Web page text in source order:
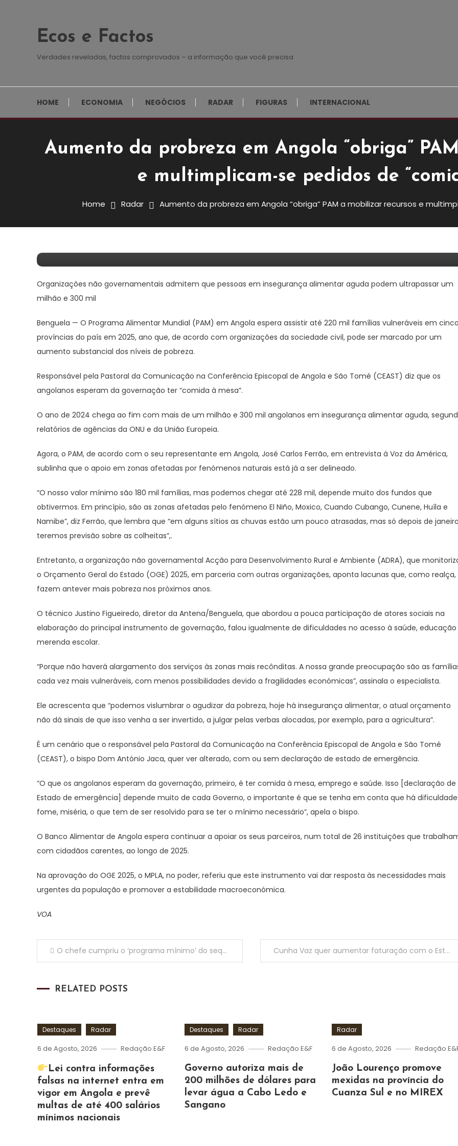
Ecos e Factos
Verdades reveladas, factos comprovados – a informação que você precisa
HOME ECONOMIA NEGÓCIOS RADAR FIGURAS INTERNACIONAL
Aumento da probreza em Angola “obriga”
e multimplicam-se pedidos de
Home Radar Aumento da probreza em Angola “obriga” PAM a mobilizar recursos e
Redação E&F
Aumento Da Probreza Em Angola “obriga” PAM A
Organizações não governamentais admitem que pessoas em insegurança alimentar aguda podem ultrapassar um
milhão e 300 mil
Benguela — O Programa Alimentar Mundial (PAM) em Angola espera assistir até 220 mil famílias vulneráveis em
províncias do país em 2025, ano que, de acordo com organizações da sociedade civil, pode ser marcado por um
aumento substancial dos níveis de pobreza.
Responsável pela Pastoral da Comunicação na Conferência Episcopal de Angola e São Tomé (CEAST) diz que os
angolanos esperam da governação ter “comida à mesa”.
O ano de 2024 chega ao fim com mais de um milhão e 300 mil angolanos em insegurança alimentar aguda,
relatórios de agências da ONU e da União Europeia.
Agora, o PAM, de acordo com o seu representante em Angola, José Carlos Ferrão, em entrevista à Voz da América,
sublinha que o apoio em zonas afetadas por fenómenos naturais está já a ser delineado.
“O nosso valor mínimo são 180 mil famílias, mas podemos chegar até 228 mil, depende muito dos fundos que
obtivermos. Em princípio, são as zonas afetadas pelo fenómeno El Niño, Moxico, Cuando Cubango, Cunene, Huíla e
Namibe”, diz Ferrão, que lembra que “em alguns sítios as chuvas estão um pouco atrasadas, mas só depois de
teremos previsão sobre as colheitas”,.
Entretanto, a organização não governamental Acção para Desenvolvimento Rural e Ambiente (ADRA), que
o Orçamento Geral do Estado (OGE) 2025, em parceria com outras organizações, aponta lacunas que, como realça,
fazem antever mais pobreza nos próximos anos.
O técnico Justino Figueiredo, diretor da Antena/Benguela, que abordou a pouca participação de atores sociais na
elaboração do principal instrumento de governação, falou igualmente de dificuldades no acesso à saúde, educação
merenda escolar.
“Porque não haverá alargamento dos serviços às zonas mais recônditas. A nossa grande preocupação são as
cada vez mais vulneráveis, com menos possibilidades devido a fragilidades económicas”, assinala o especialista.
Ele acrescenta que “podemos vislumbrar o agudizar da pobreza, hoje há insegurança alimentar, o atual orçamento
não dá sinais de que isso venha a ser invertido, a julgar pelas verbas alocadas, por exemplo, para a agricultura”.
É um cenário que o responsável pela Pastoral da Comunicação na Conferência Episcopal de Angola e São Tomé
(CEAST), o bispo Dom António Jaca, quer ver alterado, com ou sem declaração de estado de emergência.
“O que os angolanos esperam da governação, primeiro, é ter comida à mesa, emprego e saúde. Isso [declaração de
Estado de emergência] depende muito de cada Governo, o importante é que se tenha em conta que há
fome, miséria, o que tem de ser resolvido para se ter o mínimo necessário”, apela o bispo.
O Banco Alimentar de Angola espera continuar a apoiar os seus parceiros, num total de 26 instituições que
com cidadãos carentes, ao longo de 2025.
Na aprovação do OGE 2025, o MPLA, no poder, referiu que este instrumento vai dar resposta às necessidades mais
urgentes da população e promover a estabilidade macroeconómica.
VOA
Navegação
artigos
O chefe cumpriu o ‘programa mínimo’ do sequestro do ‘seu’ partido e do estado Cunha Vaz quer aumentar faturação com o Estado em 2025
RELATED POSTS
Destaques Radar
6 de Agosto, 2026 Redação E&F
Lei contra informações
falsas na internet entra em
vigor em Angola e prevê
multas de até 400 salários
mínimos nacionais
Destaques Radar
6 de Agosto, 2026 Redação E&F
Governo autoriza mais de
200 milhões de dólares para
levar água a Cabo Ledo e
Sangano
Radar
6 de Agosto, 2026 Redação
João Lourenço promove
mexidas na província do
Cuanza Sul e no MIREX